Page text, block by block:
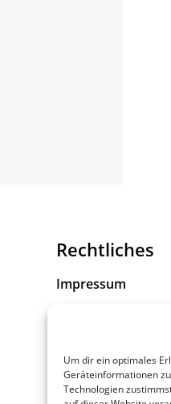
Um dir ein optimales
Geräteinformationen
Technologien
Rechtliches
Impressum
Barrierefreiheit